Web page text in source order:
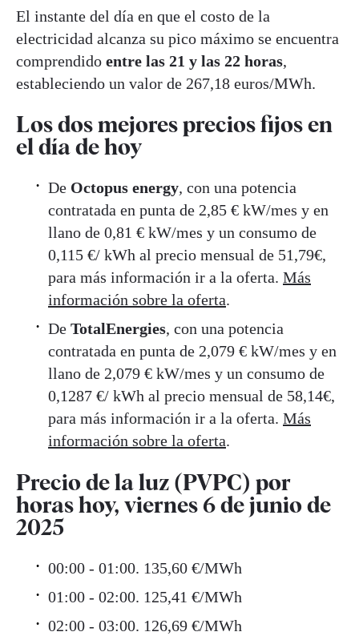
El instante del día en que el costo de la
electricidad alcanza su pico máximo se encuentra
comprendido entre las 21 y las 22 horas,
estableciendo un valor de 267,18 euros/MWh.
Los dos mejores precios fijos en
el día de hoy
De Octopus energy, con una potencia
contratada en punta de 2,85 € kW/mes y en
llano de 0,81 € kW/mes y un consumo de
0,115 €/ kWh al precio mensual de 51,79€,
para más información ir a la oferta. Más
información sobre la oferta.
De TotalEnergies, con una potencia
contratada en punta de 2,079 € kW/mes y en
llano de 2,079 € kW/mes y un consumo de
0,1287 €/ kWh al precio mensual de 58,14€,
para más información ir a la oferta. Más
información sobre la oferta.
Precio de la luz (PVPC) por
horas hoy, viernes 6 de junio de
2025
00:00 - 01:00. 135,60 €/MWh
01:00 - 02:00. 125,41 €/MWh
02:00 - 03:00. 126,69 €/MWh